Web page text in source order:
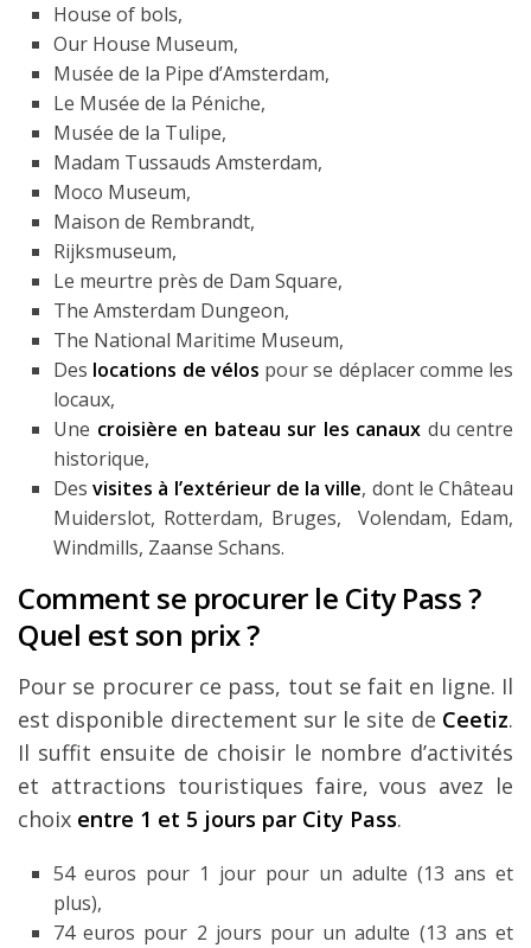
House of bols,
Our House Museum,
Musée de la Pipe d’Amsterdam,
Le Musée de la Péniche,
Musée de la Tulipe,
Madam Tussauds Amsterdam,
Moco Museum,
Maison de Rembrandt,
Rijksmuseum,
Le meurtre près de Dam Square,
The Amsterdam Dungeon,
The National Maritime Museum,
Des locations de vélos pour se déplacer comme les
locaux,
Une croisière en bateau sur les canaux du centre
historique,
Des visites à l’extérieur de la ville, dont le Château
Muiderslot, Rotterdam, Bruges, Volendam, Edam,
Windmills, Zaanse Schans.
Comment se procurer le City Pass ?
Quel est son prix ?
Pour se procurer ce pass, tout se fait en ligne. Il
est disponible directement sur le site de Ceetiz.
Il suffit ensuite de choisir le nombre d’activités
et attractions touristiques faire, vous avez le
choix entre 1 et 5 jours par City Pass.
54 euros pour 1 jour pour un adulte (13 ans et
plus),
74 euros pour 2 jours pour un adulte (13 ans et